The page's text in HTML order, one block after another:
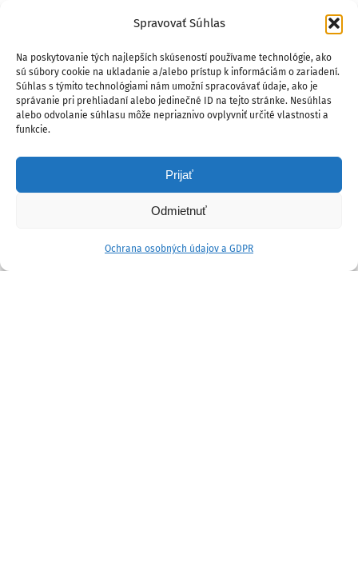
Spravovať Súhlas
Na poskytovanie tých najlepších skúseností používame technológie, ako
sú súbory cookie na ukladanie a/alebo prístup k informáciám o zariadení.
Súhlas s týmito technológiami nám umožní spracovávať údaje, ako je
správanie pri prehliadaní alebo jedinečné ID na tejto stránke. Nesúhlas
alebo odvolanie súhlasu môže nepriaznivo ovplyvniť určité vlastnosti a
funkcie.
Prijať
Odmietnuť
Ochrana osobných údajov a GDPR